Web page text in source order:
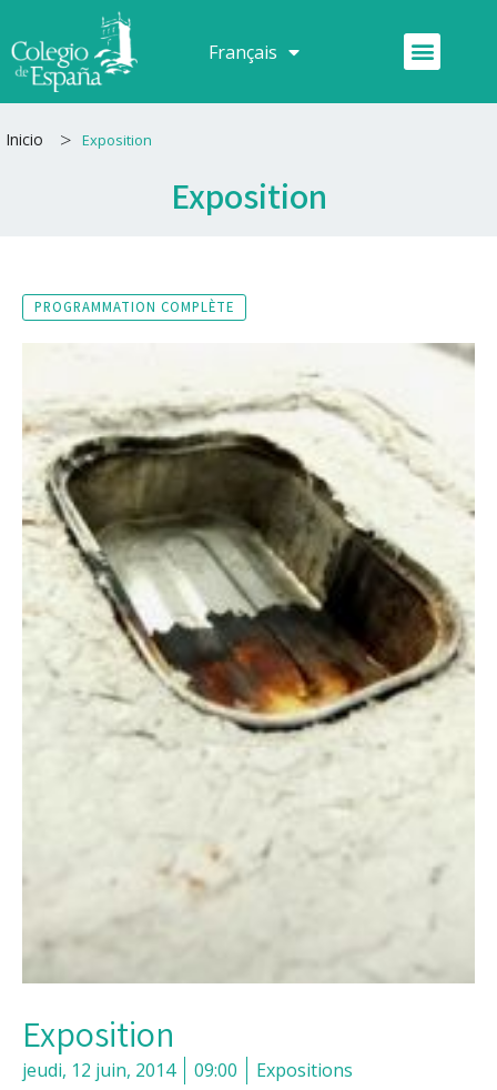
au
contenu
Français
Español Menu
Inicio > Exposition
Exposition
PROGRAMMATION COMPLÈTE
Exposition
jeudi, 12 juin, 2014 09:00 Expositions